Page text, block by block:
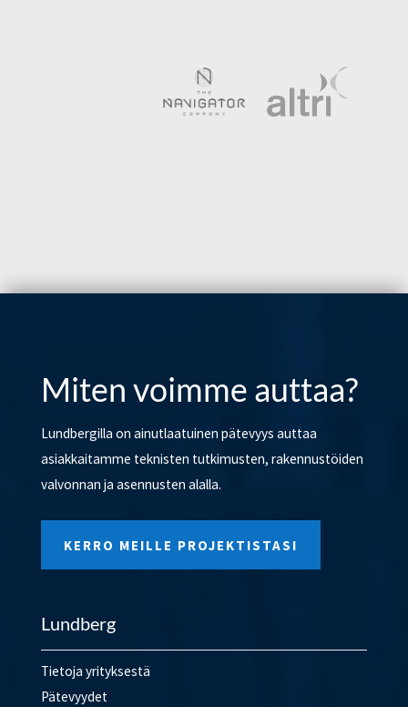
Miten voimme auttaa?
Lundbergilla on ainutlaatuinen pätevyys auttaa
asiakkaitamme teknisten tutkimusten, rakennustöiden
valvonnan ja asennusten alalla.
KERRO MEILLE PROJEKTISTASI
Lundberg
Tietoja yrityksestä
Pätevyydet